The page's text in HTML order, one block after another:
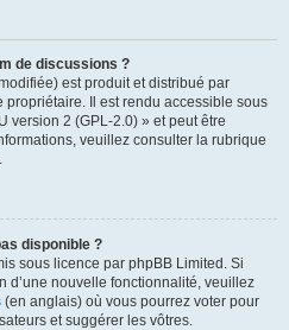
de discussions ?
est produit et distribué par
propriétaire. Il est rendu accessible sous
version 2 (GPL-2.0) » et peut être
veuillez consulter la rubrique
disponible ?
sous licence par phpBB Limited. Si
d’une nouvelle fonctionnalité, veuillez
(en anglais) où vous pourrez voter pour
et suggérer les vôtres.